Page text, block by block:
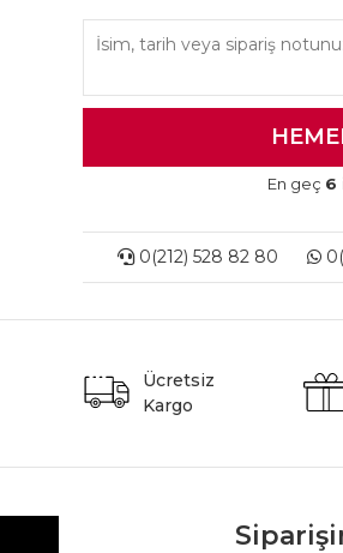
En geç 6
0(212) 528 82 80
Ücretsiz
Kargo